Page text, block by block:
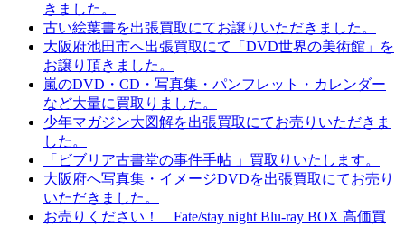
きました。
古い絵葉書を出張買取にてお譲りいただきました。
大阪府池田市へ出張買取にて「DVD世界の美術館」を
お譲り頂きました。
嵐のDVD・CD・写真集・パンフレット・カレンダー
など大量に買取りました。
少年マガジン大図解を出張買取にてお売りいただきま
した。
「ビブリア古書堂の事件手帖 」買取りいたします。
大阪府へ写真集・イメージDVDを出張買取にてお売り
いただきました。
お売りください！ Fate/stay night Blu-ray BOX 高価買